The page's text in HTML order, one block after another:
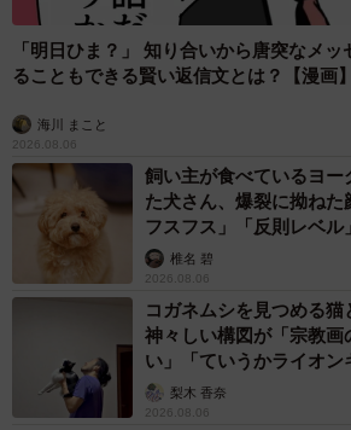
「明日ひま？」 知り合いから唐突なメ
ることもできる賢い返信文とは？【漫画】
海川 まこと
2026.08.06
飼い主が食べているヨー
た犬さん、爆裂に拗ね
フスフス」「反則レベル」
椎名 碧
2026.08.06
コガネムシを見つめる
神々しい構図が「宗教
い」「ていうかライオン
梨木 香奈
2026.08.06